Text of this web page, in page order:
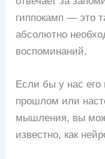
гиппокамп — это
абсолютно
воспоминаний.
Если бы у нас
прошлом или
мышления, вы
известно, как